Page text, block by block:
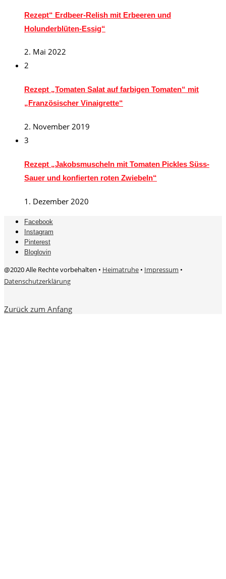
Rezept“ Erdbeer-Relish mit Erbeeren und
Holunderblüten-Essig“
2. Mai 2022
2
Rezept „Tomaten Salat auf farbigen Tomaten“ mit
„Französischer Vinaigrette“
2. November 2019
3
Rezept „Jakobsmuscheln mit Tomaten Pickles Süss-
Sauer und konfierten roten Zwiebeln“
1. Dezember 2020
Facebook
Instagram
Pinterest
Bloglovin
@2020 Alle Rechte vorbehalten • Heimatruhe • Impressum •
Datenschutzerklärung
Zurück zum Anfang